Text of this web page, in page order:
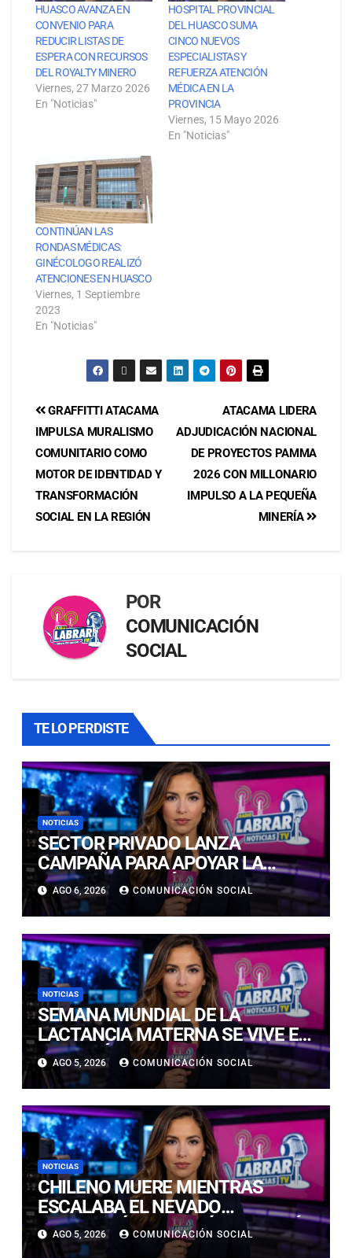
HUASCO AVANZA EN
CONVENIO PARA
REDUCIR LISTAS DE
ESPERA CON RECURSOS
DEL ROYALTY MINERO
Viernes, 27 Marzo 2026
En "Noticias"
HOSPITAL PROVINCIAL
DEL HUASCO SUMA
CINCO NUEVOS
ESPECIALISTAS Y
REFUERZA ATENCIÓN
MÉDICA EN LA
PROVINCIA
Viernes, 15 Mayo 2026
En "Noticias"
CONTINÚAN LAS
RONDAS MÉDICAS:
GINÉCOLOGO REALIZÓ
ATENCIONES EN HUASCO
Viernes, 1 Septiembre
2023
En "Noticias"
ATACAMA LIDERA
ADJUDICACIÓN NACIONAL
DE PROYECTOS PAMMA
2026 CON MILLONARIO
IMPULSO A LA PEQUEÑA
MINERÍA
GRAFFITTI ATACAMA
IMPULSA MURALISMO
COMUNITARIO COMO
MOTOR DE IDENTIDAD Y
TRANSFORMACIÓN
SOCIAL EN LA REGIÓN
POR
COMUNICACIÓN
SOCIAL
TE LO PERDISTE
NOTICIAS
SECTOR PRIVADO LANZA
CAMPAÑA PARA APOYAR LA
RECONSTRUCCIÓN DE FAMILIAS
AFECTADAS POR EL SISTEMA
FRONTAL EN ATACAMA
AGO 6, 2026 COMUNICACIÓN SOCIAL
NOTICIAS
SEMANA MUNDIAL DE LA
LACTANCIA MATERNA SE VIVE EN
COPIAPÓ CON FERIA EDUCATIVA
ABIERTA A LA COMUNIDAD
AGO 5, 2026 COMUNICACIÓN SOCIAL
NOTICIAS
CHILENO MUERE MIENTRAS
ESCALABA EL NEVADO
HUASCARÁN EN PERÚ: SE HABRÍA
PRECIPITADO DESDE 900 METROS
AGO 5, 2026 COMUNICACIÓN SOCIAL